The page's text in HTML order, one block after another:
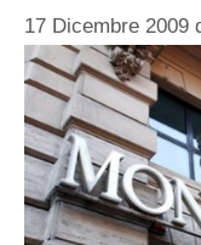
17 Dicembre 2009